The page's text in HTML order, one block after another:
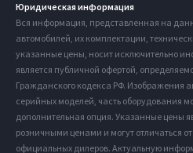
Юридическая информация
Вся информация, представленная на
автомобилей, их комплектации,
указанные цены, носит исключительно
является публичной офертой,
Гражданского кодекса РФ. Изображения
серийных моделей, часть оборудования
дополнительная опция. Указанные цены
розничными ценами и могут отличаться
официальных дилеров. Актуальную